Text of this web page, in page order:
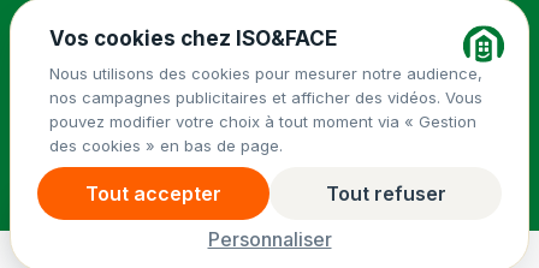
Contact
© 2026 ISO&FACE ·
Groupe Isovalie
Politique de confidentialitéCookies
Menu Demander un devis
Vos cookies chez ISO&FACE
Nous utilisons des cookies pour mesurer notre audience,
nos campagnes publicitaires et afficher des vidéos. Vous
pouvez modifier votre choix à tout moment via « Gestion
des cookies » en bas de page.
Tout accepter
Tout refuser
Personnaliser